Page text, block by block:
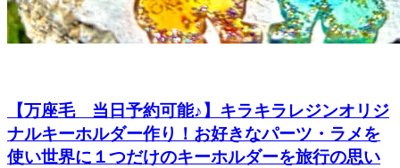
【万座毛 当日予約可能♪】キラキラレジンオリジ
ナルキーホルダー作り！お好きなパーツ・ラメを
使い世界に１つだけのキーホルダーを旅行の思い